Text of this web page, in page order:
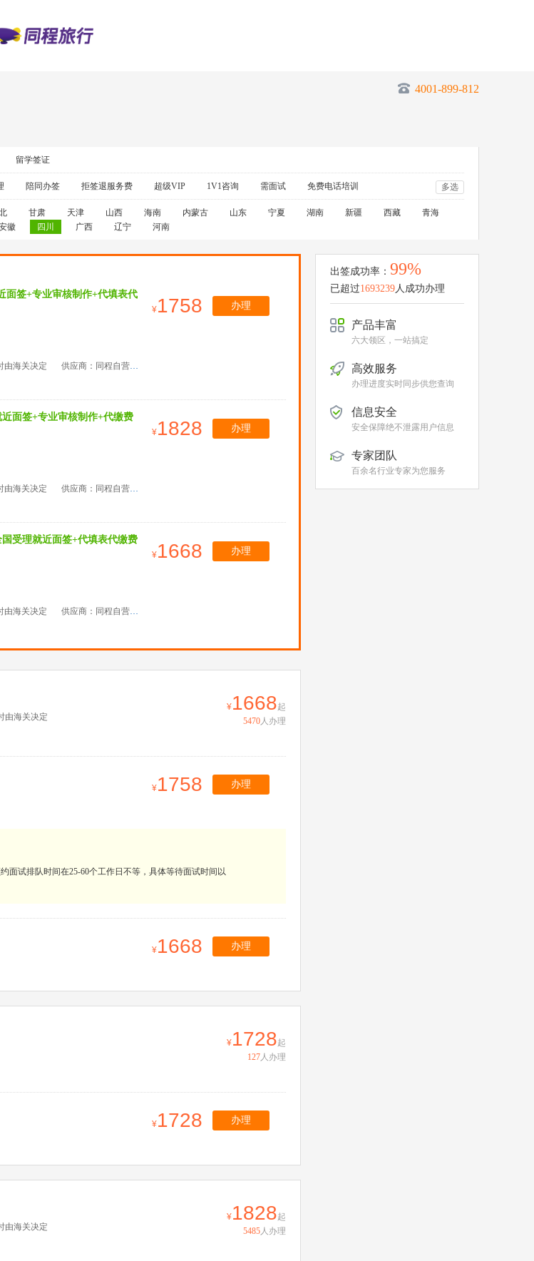
4001-899-812
留学签证
陪同办签 拒签退服务费 超级VIP 1V1咨询 需面试 免费电话培训 多选
甘肃 天津 山西 海南 内蒙古 山东 宁夏 湖南 新疆 西藏
青海
徽 四川 广西 辽宁 河南
面签+专业审核制作+代填表代
由海关决定
供应商：同程自营
1758 办理
面签+专业审核制作+代缴费
由海关决定
供应商：同程自营
1828 办理
受理就近面签+代填表代缴费
由海关决定
供应商：同程自营
1668 办理
由海关决定
1668起
5470人办理
1758 办理
面试排队时间在25-60个工作日不等，具体等待面试时间以
1668 办理
1728起
127人办理
1728 办理
由海关决定
1828起
5485人办理
出签成功率： 99%
已超过1693239人成功办理
产品丰富
六大领区，一站搞定
高效服务
办理进度实时同步供您查询
信息安全
安全保障绝不泄露用户信息
专家团队
百余名行业专家为您服务